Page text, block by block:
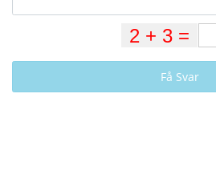
Få Svar